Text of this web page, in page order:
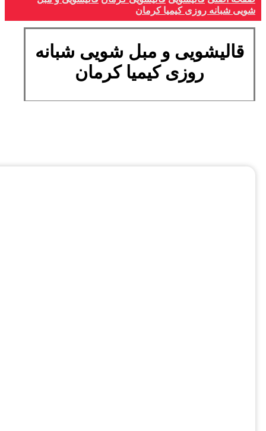
شویی شبانه روزی كيميا کرمان
قالیشویی و مبل شویی شبانه
روزی کیمیا کرمان